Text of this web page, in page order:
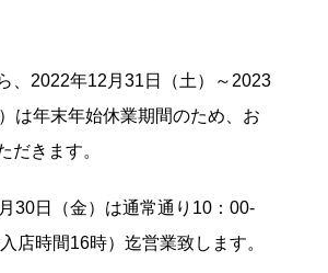
、2022年12月31日（土）～2023
は年末年始休業期間のため、お
だきます。
30日（金）は通常通り10：00-
店時間16時）迄営業致します。